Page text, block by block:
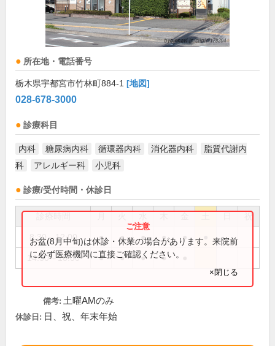
所在地・電話番号
栃木県宇都宮市竹林町884-1 [地図]
028-678-3000
診療科目
内科 糖尿病内科 循環器内科 消化器内科
脂質代謝内
科
アレルギー科 小児科
診療/受付時間・休診日
祝
8:30～12:00 ● ● ● ● ●
14:30～18:00 ● ● ● ●
お盆(8月中旬)は休診・休業の場合があります。来院前
に必ず医療機関に直接ご確認ください。
×閉じる
備考: 土曜AMのみ
休診日: 日、祝、年末年始